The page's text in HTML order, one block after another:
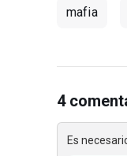
mafia
4
Es